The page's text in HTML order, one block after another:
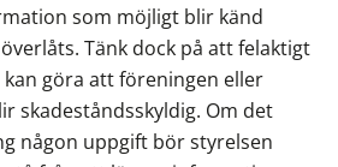
som möjligt blir känd
Tänk dock på att felaktigt
göra att föreningen eller
skadeståndsskyldig. Om det
någon uppgift bör styrelsen